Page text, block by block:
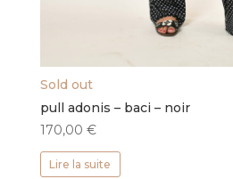
Sold out
pull adonis – baci – noir
170,00 €
Lire la suite